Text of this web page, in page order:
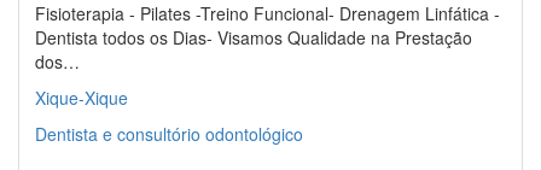
Fisioterapia - Pilates -Treino Funcional- Drenagem Linfática -
Dentista todos os Dias- Visamos Qualidade na Prestação
dos…
Xique-Xique
Dentista e consultório odontológico